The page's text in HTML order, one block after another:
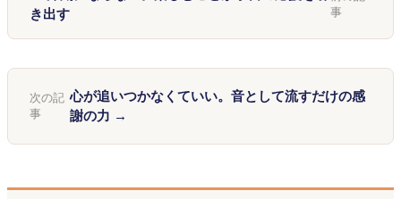
き出す
事
次の記
事
心が追いつかなくていい。音として流すだけの感
謝の力 →